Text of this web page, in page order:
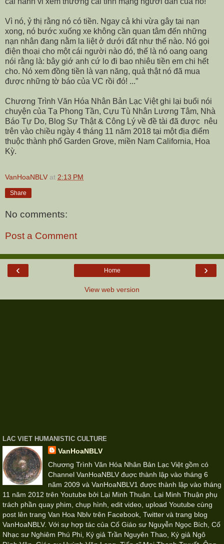
Vì nó, ỷ thị rằng nó có tiền. Ngay cả khi vừa gây tai nạn
xong, nó bước xuống xe không cần quan tâm đến những
nạn nhân đang nằm la liệt ở dưới đất như thế nào. Nó gọi
điện thoại cho một cái người nào đó, thế là nó oang oang
nói rằng là: bây giớ anh cứ lo đi bao nhiêu tiền em chi hết
cho. Nó xem đồng tiền là vạn năng, quả thật nó đã mua
được những tờ báo của VC rồi đó! ...”
Chương Trình Văn Hóa Nhân Bản Lạc Việt ghi lại buổi nói
chuyện của Tạ Phong Tần, Cựu Tù Nhân Lương Tâm, Nhà
Báo Tự Do, Blog Sự Thật & Công Lý về đề tài đã được nêu
trên vào chiều ngày 4 tháng 11 năm 2018 tại một địa điểm
thuộc thành phố Garden Grove, miền Nam California, Hoa
Kỳ.
VanHoaNBLV at 2:13 PM
Share
No comments:
Post a Comment
‹ ›
Home
View web version
LAC VIET HUMANISTIC CULTURE
VanHoaNBLV
Chương Trình Văn Hóa Nhân Bản Lạc Việt gồm có
Channel VanHoaNBLV đuợc thành lập vào tháng 6
năm 2009 và VanHoaNBLV1 được thành lập vào tháng
11 năm 2012 trên Youtube bởi Lại Minh Thuận. Lại Minh Thuận phụ
trách phần quay phim, chụp hình, edit video, upload Youtube cùng
post lên trang Van Hoa Nblv trên Facebook, Twitter và trang blog
VanHoaNBLV. Với sự hợp tác của Cố Giáo sư Nguyễn Ngọc Bích, Cố
Nhạc sư Nghiêm Phú Phi, Ký giả Trần Nguyên Thao, Ký giả Ngô